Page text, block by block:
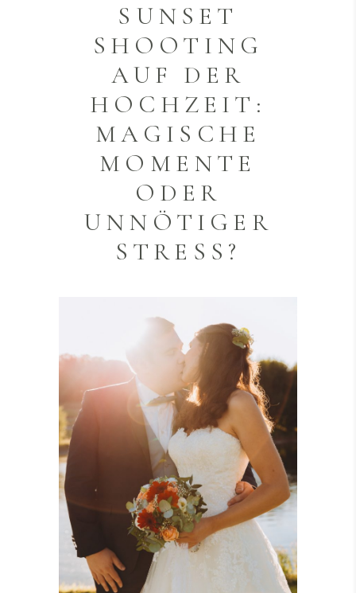
SUNSET
SHOOTING
AUF DER
HOCHZEIT:
MAGISCHE
MOMENTE
ODER
UNNÖTIGER
STRESS?